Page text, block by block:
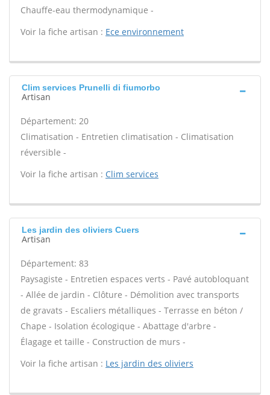
Chauffe-eau thermodynamique -
Voir la fiche artisan : Ece environnement
Clim services Prunelli di fiumorbo
Artisan
Département: 20
Climatisation - Entretien climatisation - Climatisation
réversible -
Voir la fiche artisan : Clim services
Les jardin des oliviers Cuers
Artisan
Département: 83
Paysagiste - Entretien espaces verts - Pavé autobloquant
- Allée de jardin - Clôture - Démolition avec transports
de gravats - Escaliers métalliques - Terrasse en béton /
Chape - Isolation écologique - Abattage d'arbre -
Élagage et taille - Construction de murs -
Voir la fiche artisan : Les jardin des oliviers